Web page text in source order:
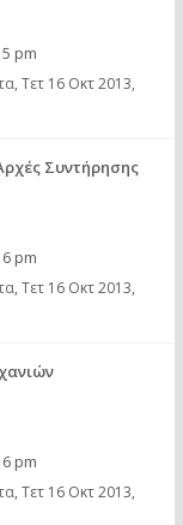
pm
, Τετ 16 Οκτ 2013,
Συντήρησης
pm
, Τετ 16 Οκτ 2013,
pm
, Τετ 16 Οκτ 2013,